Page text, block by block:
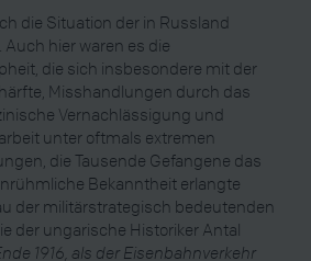
die Situation der in Russland
hier waren es die
die sich insbesondere mit der
Misshandlungen durch das
Vernachlässigung und
unter oftmals extremen
die Tausende Gefangene das
Bekanntheit erlangte
der militärstrategisch bedeutenden
der ungarische Historiker Antal
1916, als der Eisenbahnverkehr